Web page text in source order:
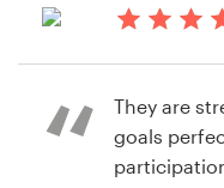
Ver su
They are
goals
Hágase diseñador